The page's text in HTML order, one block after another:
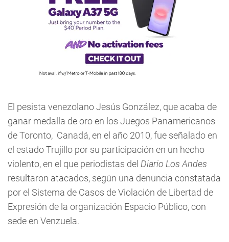
El pesista venezolano Jesús González, que acaba de
ganar medalla de oro en los Juegos Panamericanos
de Toronto, Canadá, en el año 2010, fue señalado en
el estado Trujillo por su participación en un hecho
violento, en el que periodistas del Diario Los Andes
resultaron atacados, según una denuncia constatada
por el Sistema de Casos de Violación de Libertad de
Expresión de la organización Espacio Público, con
sede en Venzuela.